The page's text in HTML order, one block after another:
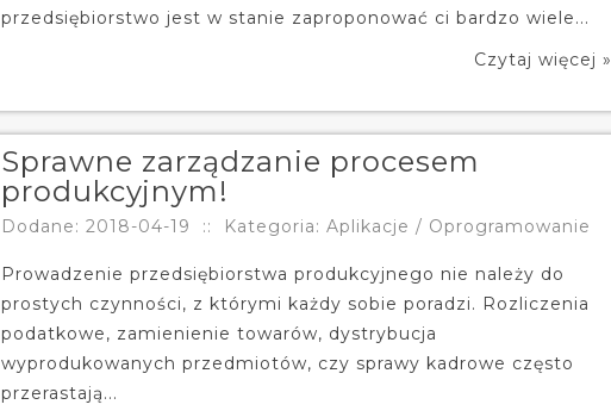
przedsiębiorstwo jest w stanie zaproponować ci bardzo wiele...
Czytaj więcej »
Sprawne zarządzanie procesem
produkcyjnym!
Dodane: 2018-04-19 :: Kategoria: Aplikacje / Oprogramowanie
Prowadzenie przedsiębiorstwa produkcyjnego nie należy do
prostych czynności, z którymi każdy sobie poradzi. Rozliczenia
podatkowe, zamienienie towarów, dystrybucja
wyprodukowanych przedmiotów, czy sprawy kadrowe często
przerastają...